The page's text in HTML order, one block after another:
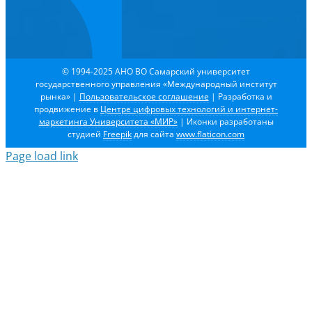
© 1994-2025 АНО ВО Самарский университет
государственного управления «Международный институт
рынка» | Пользовательское соглашение | Разработка и
продвижение в Центре цифровых технологий и интернет-
маркетинга Университета «МИР»| Иконки разработаны
студией Freepikдля сайта www.flaticon.com
Page load link